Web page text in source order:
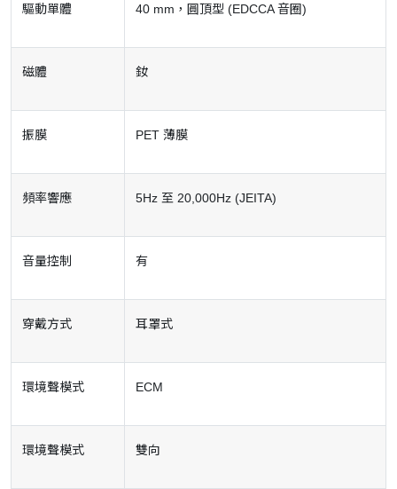
驅動單體 40 mm，圓頂型 (EDCCA 音圈)
磁體 釹
振膜 PET 薄膜
頻率響應 5Hz 至 20,000Hz (JEITA)
音量控制 有
穿戴方式 耳罩式
環境聲模式 ECM
環境聲模式 雙向